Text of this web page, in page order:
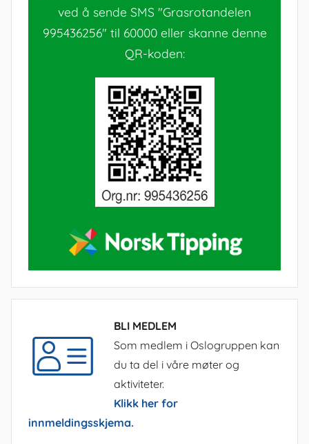
ved å sende SMS "Grasrotandelen
995436256" til 60000 eller skanne denne
QR-koden:
BLI MEDLEM
Som medlem i Oslogruppen kan
du ta del i våre møter og
aktiviteter.
Klikk her for
innmeldingsskjema.